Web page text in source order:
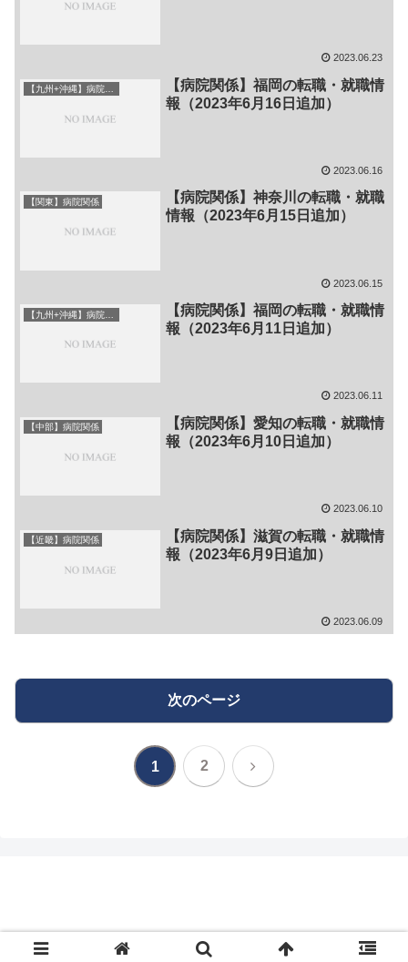
2023.06.23
【九州+沖縄】病院関係
【病院関係】福岡の転職・就職情
報（2023年6月16日追加）
2023.06.16
【関東】病院関係
【病院関係】神奈川の転職・就職
情報（2023年6月15日追加）
2023.06.15
【九州+沖縄】病院関係
【病院関係】福岡の転職・就職情
報（2023年6月11日追加）
2023.06.11
【中部】病院関係
【病院関係】愛知の転職・就職情
報（2023年6月10日追加）
2023.06.10
【近畿】病院関係
【病院関係】滋賀の転職・就職情
報（2023年6月9日追加）
2023.06.09
次のページ
1 2 次
© 2020 転職・就職情報まとめブログ-てんしゅうインフォ-.